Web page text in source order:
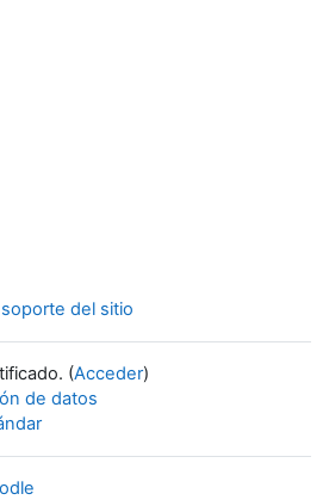
del sitio
(Acceder)
de datos